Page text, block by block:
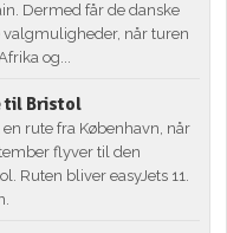
Dermed får de danske
valgmuligheder, når turen
og...
til Bristol
rute fra København, når
flyver til den
Ruten bliver easyJets 11.